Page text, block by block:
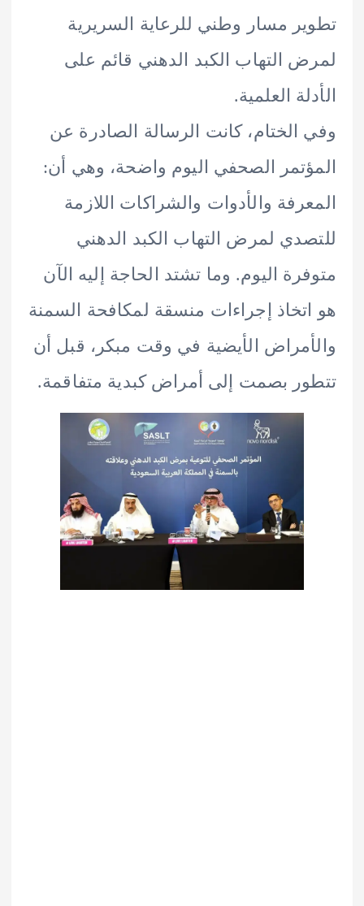
مسار وطني للرعاية السريرية
التهاب الكبد الدهني قائم على
العلمية.
كانت الرسالة الصادرة عن
الصحفي اليوم واضحة، وهي أن:
والأدوات والشراكات اللازمة
لمرض التهاب الكبد الدهني
اليوم. وما تشتد الحاجة إليه الآن
إجراءات منسقة لمكافحة السمنة
الأيضية في وقت مبكر، قبل أن
بصمت إلى أمراض كبدية متفاقمة.